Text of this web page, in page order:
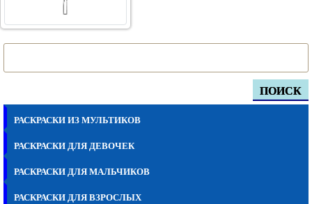
ПОИСК
РАСКРАСКИ ИЗ МУЛЬТИКОВ
РАСКРАСКИ ДЛЯ ДЕВОЧЕК
РАСКРАСКИ ДЛЯ МАЛЬЧИКОВ
РАСКРАСКИ ДЛЯ ВЗРОСЛЫХ